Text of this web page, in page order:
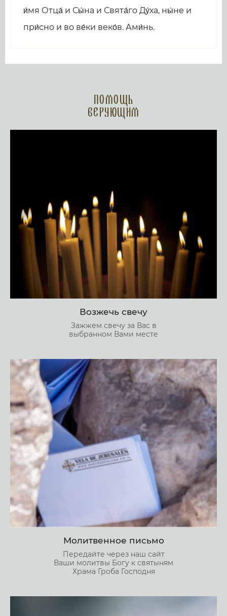
и́мя Отца́ и Сы́на и Свята́го Ду́ха, ны́не и
при́сно и во ве́ки веко́в. Ами́нь.
Помощь
верующим
Возжечь свечу
Зажжем свечу за Вас в
выбранном Вами месте
Молитвенное письмо
Передайте через наш сайт
Ваши молитвы Богу к святыням
Храма Гроба Господня